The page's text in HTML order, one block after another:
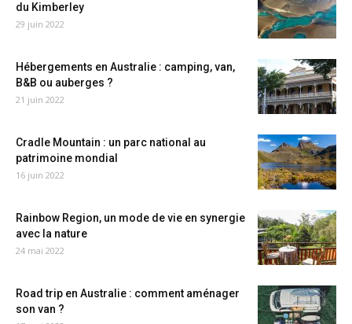
du Kimberley
29 juin 2022
Hébergements en Australie : camping, van,
B&B ou auberges ?
21 juin 2022
Cradle Mountain : un parc national au
patrimoine mondial
16 juin 2022
Rainbow Region, un mode de vie en synergie
avec la nature
24 mai 2022
Road trip en Australie : comment aménager
son van ?